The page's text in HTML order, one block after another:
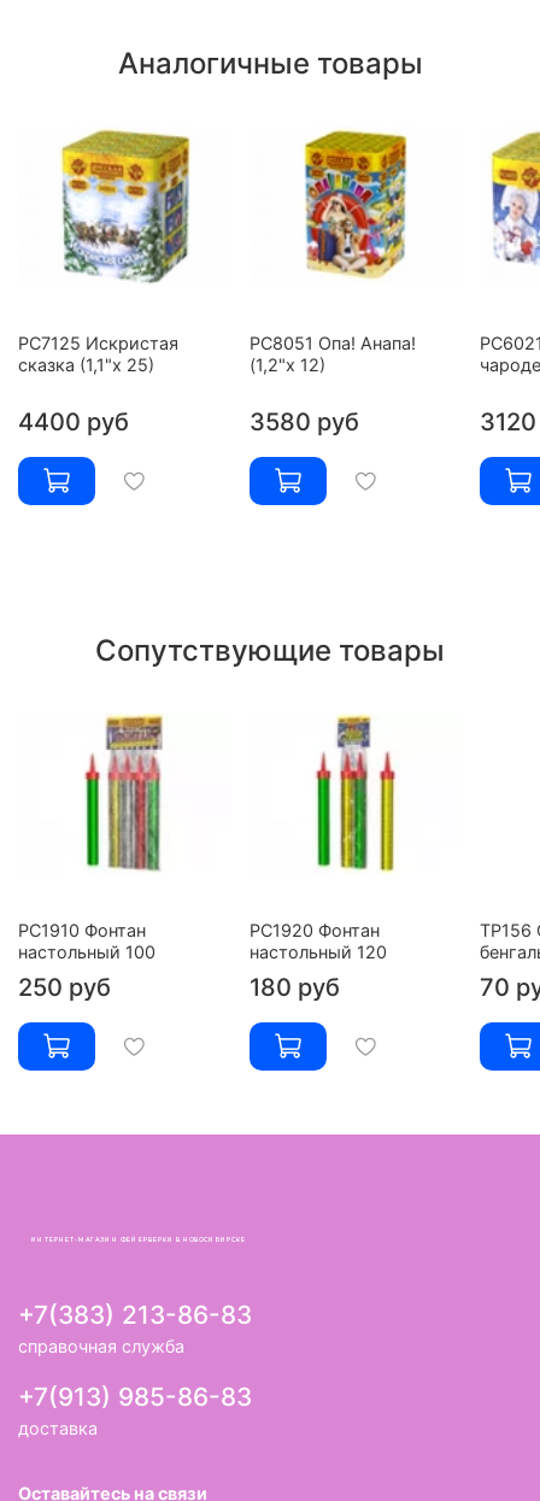
Аналогичные товары
РС7125 Искристая
сказка (1,1"х 25)
4400 руб
РС8051 Опа! Анапа!
(1,2"х 12)
3580 руб
Сопутствующие товары
РС1910 Фонтан
настольный 100
250 руб
РС1920 Фонтан
настольный 120
180 руб
ТР156
70
ИНТЕРНЕТ-МАГАЗИН ФЕЙЕРВЕРКИ В НОВОСИБИРСКЕ
+7(383) 213-86-83
справочная служба
+7(913) 985-86-83
доставка
Оставайтесь на связи